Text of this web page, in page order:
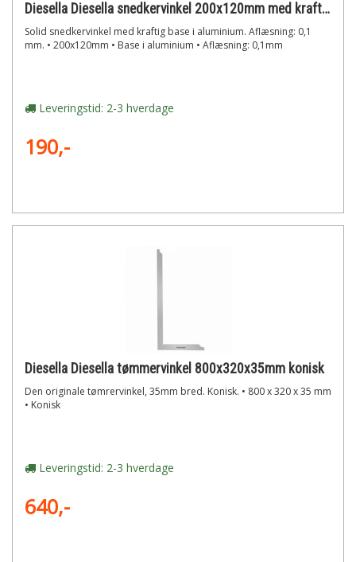
Diesella Diesella snedkervinkel 200x120mm med kraftig base i aluminium
Solid snedkervinkel med kraftig base i aluminium. Aflæsning: 0,1
mm. • 200x120mm • Base i aluminium • Aflæsning: 0,1mm
Leveringstid: 2-3 hverdage
190,-
Diesella Diesella tømmervinkel 800x320x35mm konisk
Den originale tømrervinkel, 35mm bred. Konisk. • 800 x 320 x 35 mm
• Konisk
Leveringstid: 2-3 hverdage
640,-